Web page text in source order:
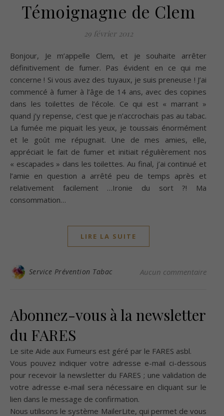
Témoignagne de Clem
29 février 2012
Bonjour, Je m’appelle Clem, et je souhaite arrêter
définitivement de fumer. Pas évident en ce qui me
concerne ! Si vous avez des tuyaux, je suis preneuse ! J’ai
commencé à fumer à l’âge de 14 ans, avec des copines
dans les toilettes de l’école. Ce qui est « marrant »
quand j’y repense, c’est que je n’accrochais pas au tabac.
La fumée me piquait les yeux, je toussais énormément
et le goût me répugnait. Une de mes amies, elle,
appréciait le fait de fumer et initiait régulièrement nos
« escapades » dans les toilettes. Au final, j’ai continué et
l’amie en question a arrêté peu de temps après et
relativement facilement …Ironie du sort ?! Ma
consommation…
LIRE LA SUITE
Service Prévention Tabac Aucun commentaire
Abonnez-vous à la newsletter
du FARES
Le site Aide aux Fumeurs est géré par le FARES asbl.
Vous pouvez indiquer votre adresse e-mail ci-dessous
pour recevoir la newsletter du FARES ; une validation de
votre adresse e-mail sera nécessaire en cliquant sur le
lien dans le message de confirmation.
Nous utilisons le système MailerLite, qui permet de vous